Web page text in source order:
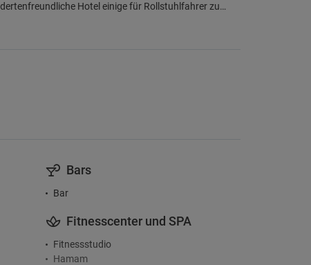
Hotel einige für Rollstuhlfahrer zu…
Bars
Bar
Fitnesscenter und SPA
Fitnessstudio
Hamam